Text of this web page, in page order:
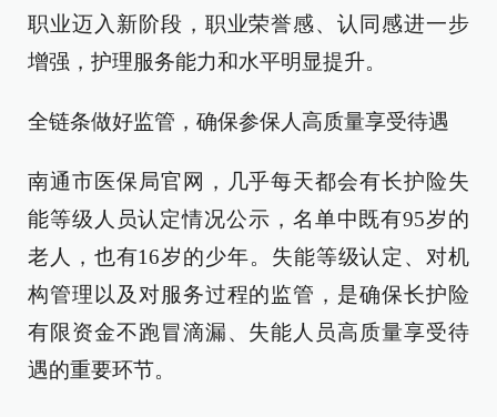
职业迈入新阶段，职业荣誉感、认同感进一步
增强，护理服务能力和水平明显提升。
全链条做好监管，确保参保人高质量享受待遇
南通市医保局官网，几乎每天都会有长护险失
能等级人员认定情况公示，名单中既有95岁的
老人，也有16岁的少年。失能等级认定、对机
构管理以及对服务过程的监管，是确保长护险
有限资金不跑冒滴漏、失能人员高质量享受待
遇的重要环节。